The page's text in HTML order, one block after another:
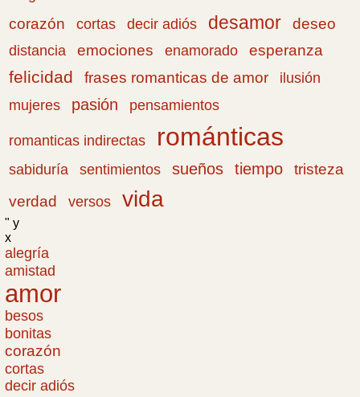
corazón
cortas decir adiós desamor deseo
distancia emociones enamorado esperanza
felicidad frases romanticas de amor
ilusión
mujeres
pasión pensamientos
romanticas indirectas románticas
sabiduría sentimientos sueños tiempo
tristeza
verdad
versos vida
" y
x
alegría
amistad
amor
besos
bonitas
corazón
cortas
decir adiós